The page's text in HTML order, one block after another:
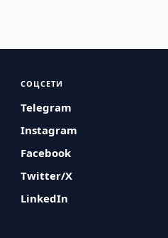
СОЦСЕТИ
Telegram
Instagram
Facebook
Twitter/X
LinkedIn